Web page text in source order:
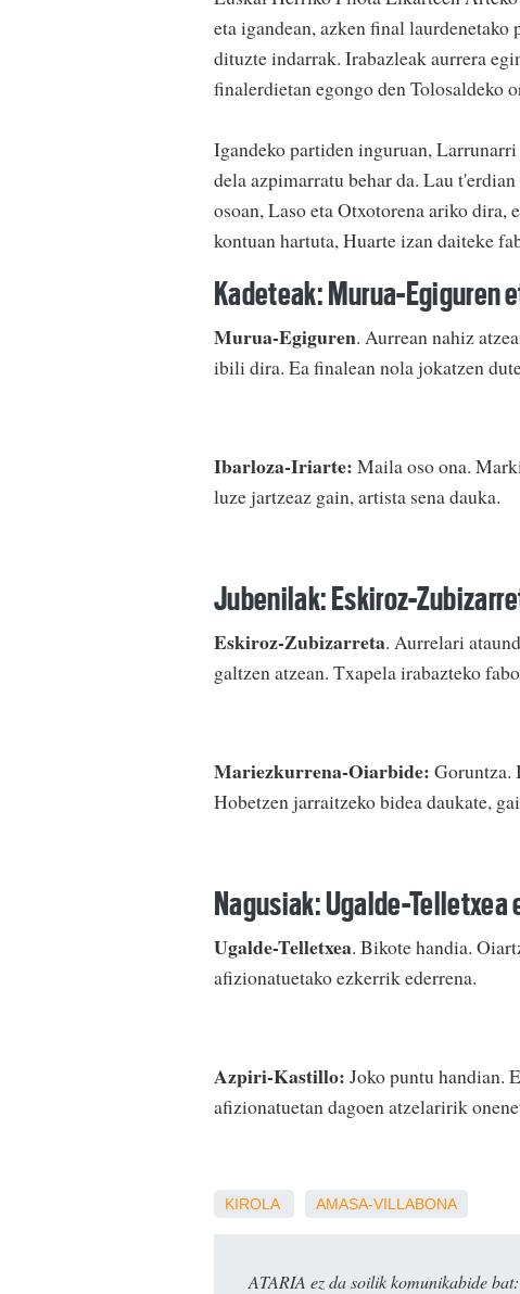
eta igandean, azken final
dituzte indarrak. Irabazleak aurrera
finalerdietan egongo den Tolosaldeko
Igandeko partiden inguruan,
dela azpimarratu behar da. Lau
osoan, Laso eta Otxotorena ariko
kontuan hartuta, Huarte izan daiteke
Kadeteak: Murua-Egiguren
Murua-Egiguren. Aurrean nahiz
ibili dira. Ea finalean nola jokatzen
Ibarloza-Iriarte: Maila oso ona.
luze jartzeaz gain, artista sena dauka.
Jubenilak: Eskiroz-
Eskiroz-Zubizarreta. Aurrelari
galtzen atzean. Txapela irabazteko
Mariezkurrena-Oiarbide: Goruntza.
Hobetzen jarraitzeko bidea daukate,
Nagusiak: Ugalde-
Ugalde-Telletxea. Bikote handia.
afizionatuetako ezkerrik ederrena.
Azpiri-Kastillo: Joko puntu handian.
afizionatuetan dagoen atzelaririk
KIROLA AMASA-VILLABONA
ATARIA ez da soilik komunikabide